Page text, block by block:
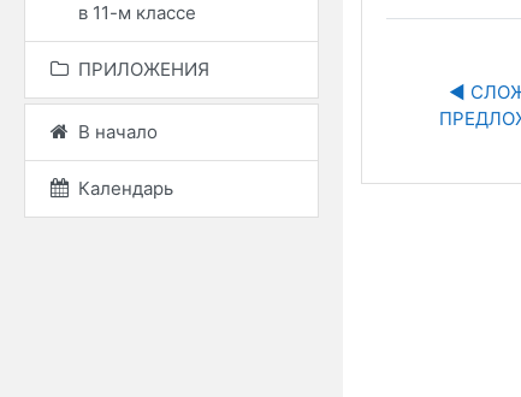
в 11-м классе
ПРИЛОЖЕНИЯ
В начало
Календарь
◀︎